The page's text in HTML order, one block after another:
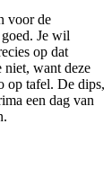
voor de
Je wil
op dat
niet, want deze
op tafel. De dips,
een dag van